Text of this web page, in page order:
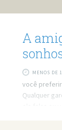
A
MENOS DE
você
Qualquer
ela falsa ou